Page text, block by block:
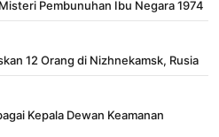
Pembunuhan Ibu Negara 1974
12 Orang di Nizhnekamsk, Rusia
Kepala Dewan Keamanan